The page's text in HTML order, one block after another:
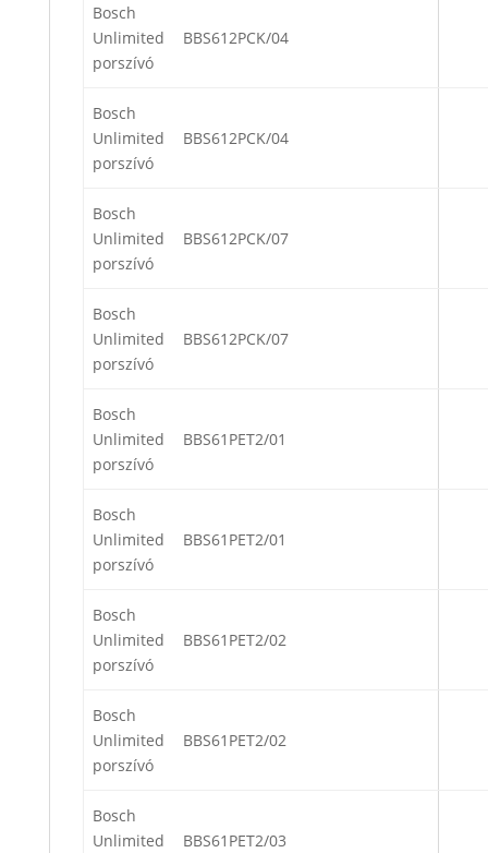
Bosch
Unlimited
porszívó
BBS612PCK/04
Bosch
Unlimited
porszívó
BBS612PCK/04
Bosch
Unlimited
porszívó
BBS612PCK/07
Bosch
Unlimited
porszívó
BBS612PCK/07
Bosch
Unlimited
porszívó
BBS61PET2/01
Bosch
Unlimited
porszívó
BBS61PET2/01
Bosch
Unlimited
porszívó
BBS61PET2/02
Bosch
Unlimited
porszívó
BBS61PET2/02
Bosch
Unlimited
BBS61PET2/03